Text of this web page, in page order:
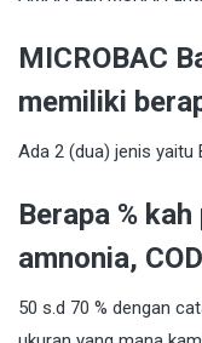
MICROBAC
memiliki
Ada 2 (dua) jenis yaitu
Berapa %
amnonia,
50 s.d 70 % dengan